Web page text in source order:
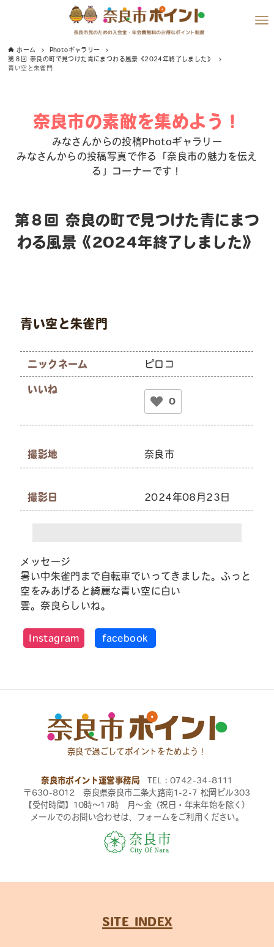
ホーム
Photoギャラリー
第８回 奈良の町で見つけた青にまつわる風景《2024年終了しました》
青い空と朱雀門
奈良市の素敵を集めよう！
みなさんからの投稿Photoギャラリー
みなさんからの投稿写真で作る「奈良市の魅力を伝え
る」コーナーです！
第８回 奈良の町で見つけた青にまつ
わる風景《2024年終了しました》
青い空と朱雀門
ニックネーム ピロコ
いいね
0
撮影地 奈良市
撮影日 2024年08月23日
メッセージ
暑い中朱雀門まで自転車でいってきました。ふっと
空をみあげると綺麗な青い空に白い
雲。奈良らしいね。
Instagram facebook
奈良で過ごしてポイントをためよう！
奈良市ポイント運営事務局 TEL：0742-34-8111
〒630-8012 奈良県奈良市二条大路南1-2-7 松岡ビル303
【受付時間】10時〜17時 月〜金（祝日・年末年始を除く）
メールでのお問い合わせは、フォームをご利用ください。
SITE INDEX